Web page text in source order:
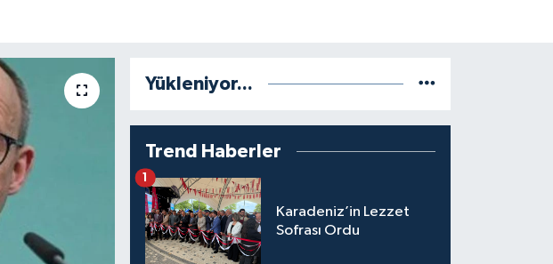
Yükleniyor...
Trend Haberler
Karadeniz’in Lezzet
Sofrası Ordu
1